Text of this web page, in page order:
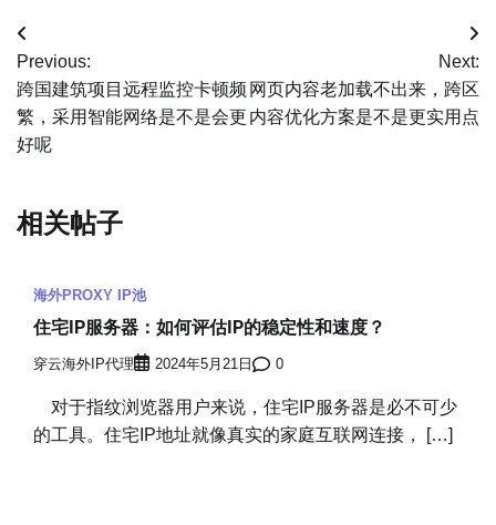
文
章
导
Previous:
跨国建筑项目远程监控卡顿频
繁，采用智能网络是不是会更
好呢
Next:
网页内容老加载不出来，跨区
内容优化方案是不是更实用点
相关帖子
海外PROXY IP池
住宅IP服务器：如何评估IP的稳定性和速度？
穿云海外IP代理 2024年5月21日 0
对于指纹浏览器用户来说，住宅IP服务器是必不可少
的工具。住宅IP地址就像真实的家庭互联网连接， […]